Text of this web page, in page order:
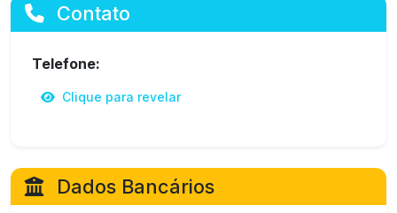
Contato
Telefone:
Clique para revelar
Dados Bancários